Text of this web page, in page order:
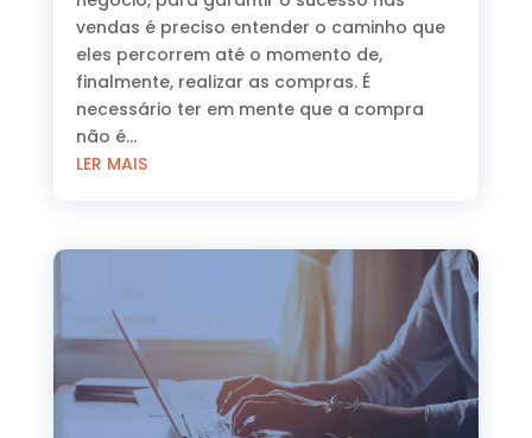
vendas é preciso entender o caminho que
eles percorrem até o momento de,
finalmente, realizar as compras. É
necessário ter em mente que a compra
não é...
LER MAIS